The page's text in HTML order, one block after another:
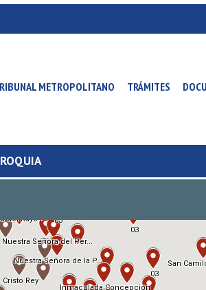
METROPOLITANO TRÁMITES